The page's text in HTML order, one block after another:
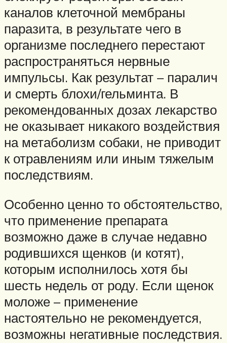
каналов клеточной мембраны
паразита, в результате чего в
организме последнего перестают
распространяться нервные
импульсы. Как результат – паралич
и смерть блохи/гельминта. В
рекомендованных дозах лекарство
не оказывает никакого воздействия
на метаболизм собаки, не приводит
к отравлениям или иным тяжелым
последствиям.
Особенно ценно то обстоятельство,
что применение препарата
возможно даже в случае недавно
родившихся щенков (и котят),
которым исполнилось хотя бы
шесть недель от роду. Если щенок
моложе – применение
настоятельно не рекомендуется,
возможны негативные последствия.